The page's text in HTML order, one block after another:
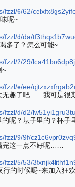
fzzl/6/62/
呢~
fzzl/d/da/
多了？怎么可能~
fzzl/2/29/
~
fzzl/e/ee/
趣了吧……我可是很
fzzl/d/d2/
的呢？坛子里的？
fzzl/9/9f/
这一点不好呢……
fzzl/5/53/
行的时候呢~来加入狂